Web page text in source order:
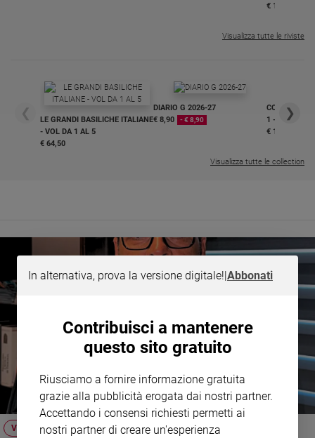
Scuola
Vai
Podcast
Privacy
€ 16,99
Visualizza tutte le riviste
❮
LE GRANDI BASILICHE ITALIANE
- VOL DA 1 AL 5
€ 64,50
DIARIO G 2026-27
€ 8,90
- € 8,90
COLLANA
1 - 2
€ 18,50
❯
Visualizza tutte le collection
VIDEO
In alternativa, prova la versione digitale!|Abbonati
Contribuisci a mantenere
questo sito gratuito
Riusciamo a fornire informazione gratuita
grazie alla pubblicità erogata dai nostri partner.
Accettando i consensi richiesti permetti ai
nostri partner di creare un'esperienza